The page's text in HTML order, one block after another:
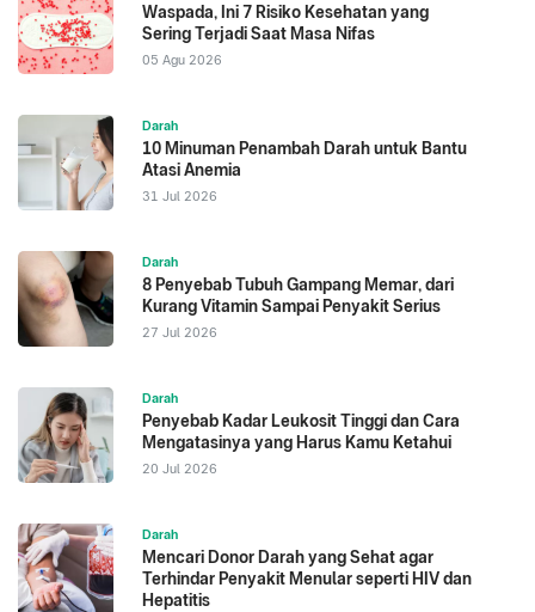
Waspada, Ini 7 Risiko Kesehatan yang
Sering Terjadi Saat Masa Nifas
05 Agu 2026
Darah
10 Minuman Penambah Darah untuk Bantu
Atasi Anemia
31 Jul 2026
Darah
8 Penyebab Tubuh Gampang Memar, dari
Kurang Vitamin Sampai Penyakit Serius
27 Jul 2026
Darah
Penyebab Kadar Leukosit Tinggi dan Cara
Mengatasinya yang Harus Kamu Ketahui
20 Jul 2026
Darah
Mencari Donor Darah yang Sehat agar
Terhindar Penyakit Menular seperti HIV dan
Hepatitis